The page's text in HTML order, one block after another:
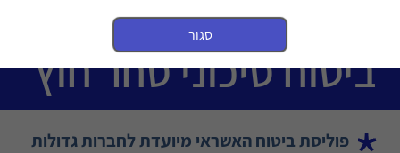
ביטוח סיכוני סחר חוץ
פוליסת ביטוח האשראי מיועדת לחברות גדולות
סגור